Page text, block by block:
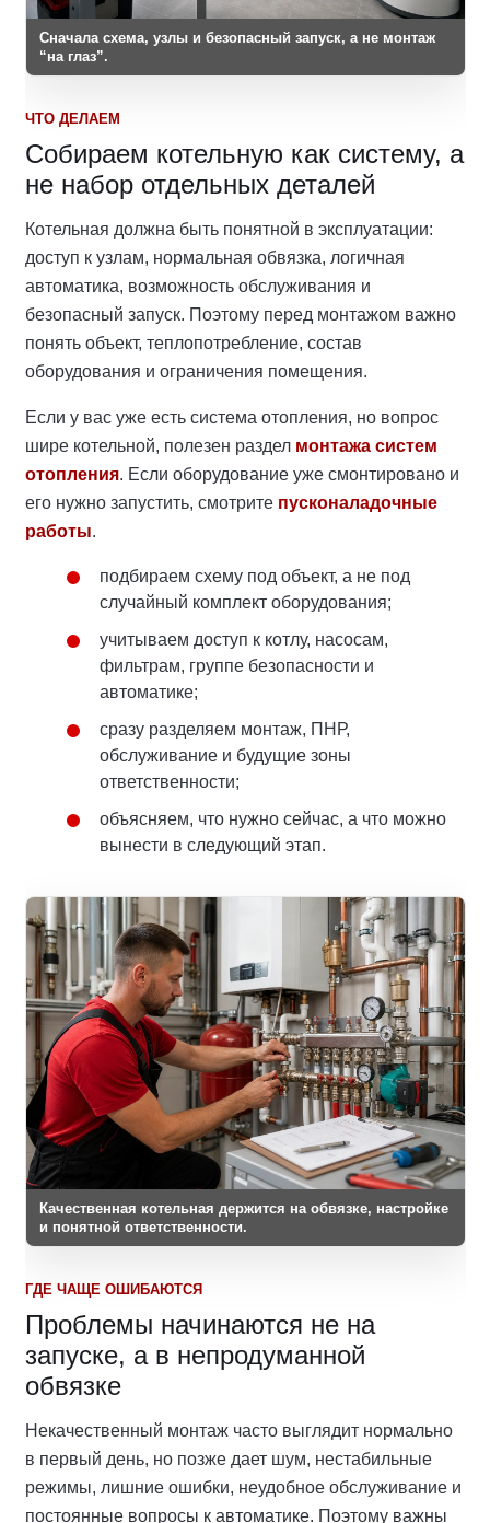
Сначала схема, узлы и безопасный запуск, а не монтаж
“на глаз”.
ЧТО ДЕЛАЕМ
Собираем котельную как систему, а
не набор отдельных деталей
Котельная должна быть понятной в эксплуатации:
доступ к узлам, нормальная обвязка, логичная
автоматика, возможность обслуживания и
безопасный запуск. Поэтому перед монтажом важно
понять объект, теплопотребление, состав
оборудования и ограничения помещения.
Если у вас уже есть система отопления, но вопрос
шире котельной, полезен раздел монтажа систем
отопления. Если оборудование уже смонтировано и
его нужно запустить, смотрите пусконаладочные
работы.
подбираем схему под объект, а не под
случайный комплект оборудования;
учитываем доступ к котлу, насосам,
фильтрам, группе безопасности и
автоматике;
сразу разделяем монтаж, ПНР,
обслуживание и будущие зоны
ответственности;
объясняем, что нужно сейчас, а что можно
вынести в следующий этап.
Качественная котельная держится на обвязке, настройке
и понятной ответственности.
ГДЕ ЧАЩЕ ОШИБАЮТСЯ
Проблемы начинаются не на
запуске, а в непродуманной
обвязке
Некачественный монтаж часто выглядит нормально
в первый день, но позже дает шум, нестабильные
режимы, лишние ошибки, неудобное обслуживание и
постоянные вопросы к автоматике. Поэтому важны